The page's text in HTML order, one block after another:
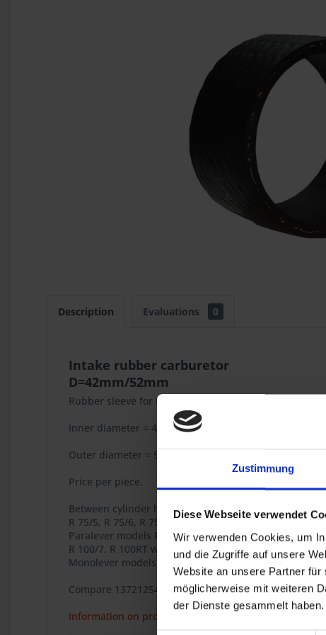
Zustimmung
Diese Webseite verwendet
Wir verwenden Cookies, um
und die Zugriffe auf unsere
Website an unsere Partner
möglicherweise mit weiteren
der Dienste gesammelt
Description Evaluations 0
Intake rubber carburetor
D=42mm/52mm
Rubber sleeve for the carburetor in OEM quality.
Inner diameter = 42mm
Outer diameter = 52mm
Price per piece.
Between cylinder head and carburetor for the BMW 2-
R 75/5, R 75/6, R 75/7, R 45, R 65, R 65LS, R 65GS, R 80/
Paralever models R 80GS, R 80 Basic, R 80R,
R 100/7, R 100RT with 38mm carburetor.
Monolever models R 65, R 80, R 80 RT.
Compare 13721254654 13-72-1-254-654
Information on product safety